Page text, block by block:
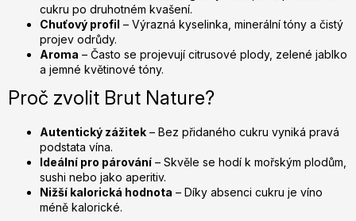
p
s
cukru po druhotném kvašení.
Chuťový profil – Výrazná kyselinka, minerální tóny a čistý
projev odrůdy.
Aroma – Často se projevují citrusové plody, zelené jablko
a jemné květinové tóny.
Proč zvolit Brut Nature?
Autentický zážitek – Bez přidaného cukru vyniká pravá
podstata vína.
Ideální pro párování – Skvěle se hodí k mořským plodům,
sushi nebo jako aperitiv.
Nižší kalorická hodnota – Díky absenci cukru je víno
méně kalorické.